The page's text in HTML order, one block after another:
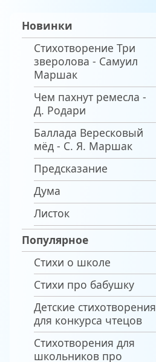
Новинки
Стихотворение Три
зверолова - Самуил
Маршак
Чем пахнут ремесла -
Д. Родари
Баллада Вересковый
мёд - С. Я. Маршак
Предсказание
Дума
Листок
Популярное
Стихи о школе
Стихи про бабушку
Детские стихотворения
для конкурса чтецов
Стихотворения для
школьников про